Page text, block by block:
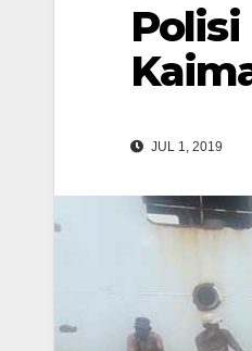
JUL 1, 2019